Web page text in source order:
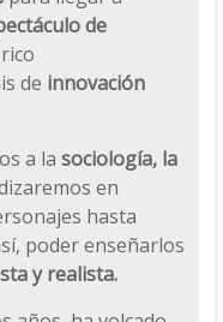
de
de innovación
a la sociología, la
en
hasta
poder enseñarlos
y realista.